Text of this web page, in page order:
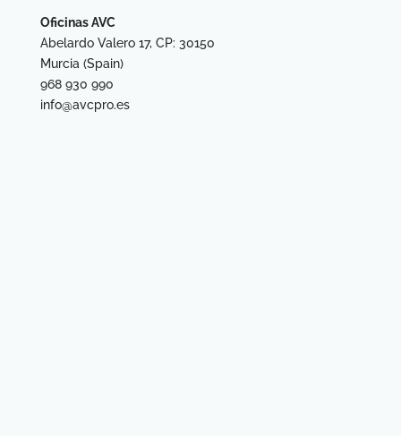
Oficinas AVC
Abelardo Valero 17, CP: 30150
Murcia (Spain)
968 930 990
info@avcpro.es